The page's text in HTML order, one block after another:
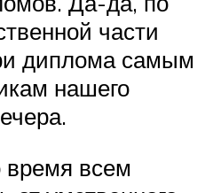
части
диплома самым
нашего
время всем